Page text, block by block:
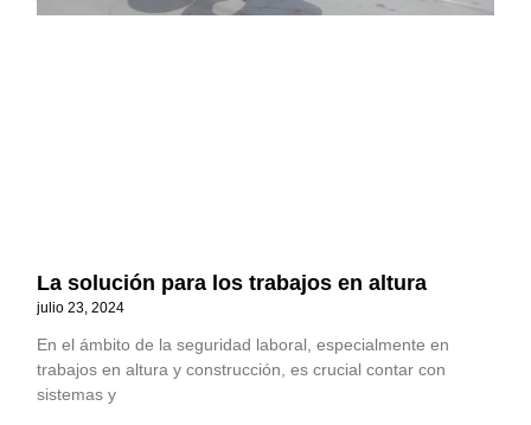
La solución para los trabajos en altura
julio 23, 2024
En el ámbito de la seguridad laboral, especialmente en
trabajos en altura y construcción, es crucial contar con
sistemas y